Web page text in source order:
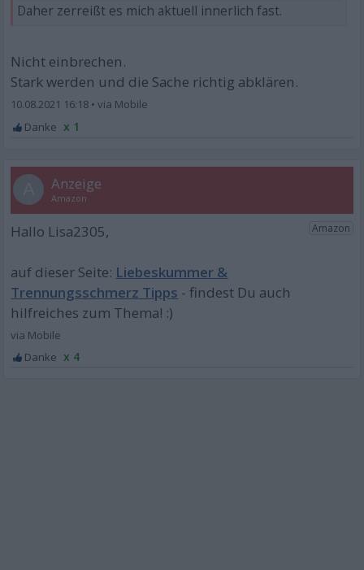
Daher zerreißt es mich aktuell innerlich fast.
Nicht einbrechen.
Stark werden und die Sache richtig abklären.
10.08.2021 16:18 •
x 1
Liebeskummer &
Trennungsschmerz Tipps
x 4